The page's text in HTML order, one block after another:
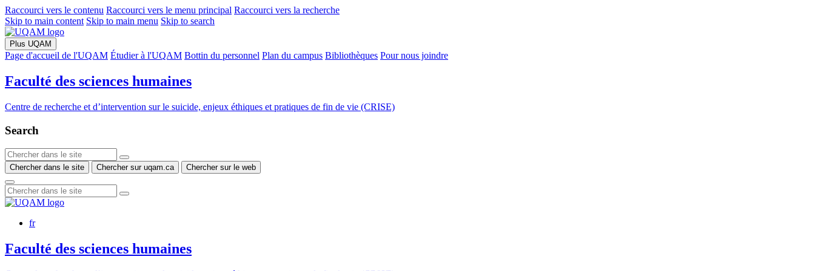
Raccourci vers le contenu Raccourci vers le menu principal Raccourci vers la recherche
Skip to main content Skip to main menu Skip to search
Plus UQAM
Page d'accueil de l'UQAM Étudier à l'UQAM Bottin du personnel Plan du campus Bibliothèques Pour nous joindre
Faculté des sciences humaines
Centre de recherche et d’intervention sur le suicide, enjeux éthiques et pratiques de fin de vie (CRISE)
Search
Chercher dans le site Chercher sur uqam.ca Chercher sur le web
fr
Faculté des sciences humaines